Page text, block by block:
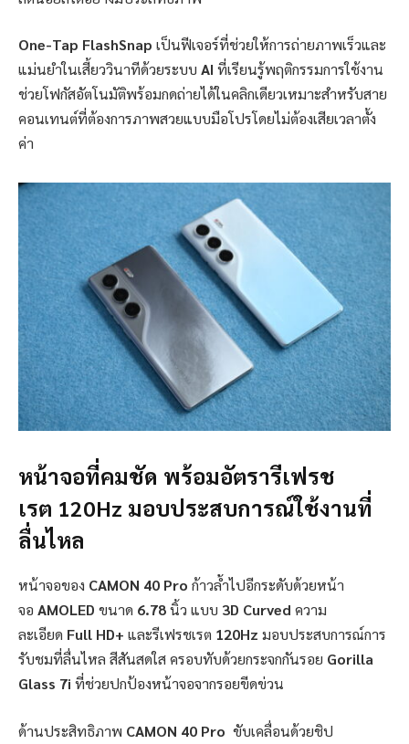
One-Tap FlashSnap เป็นฟีเจอร์ที่ช่วยให้การถ่ายภาพเร็วและ
แม่นยำในเสี้ยววินาทีด้วยระบบ AI ที่เรียนรู้พฤติกรรมการใช้งาน
ช่วยโฟกัสอัตโนมัติพร้อมกดถ่ายได้ในคลิกเดียวเหมาะสำหรับสาย
คอนเทนต์ที่ต้องการภาพสวยแบบมือโปรโดยไม่ต้องเสียเวลาตั้ง
ค่า
หน้าจอที่คมชัด พร้อมอัตรารีเฟรช
เรต 120Hz มอบประสบการณ์ใช้งานที่
ลื่นไหล
หน้าจอของ CAMON 40 Pro ก้าวล้ำไปอีกระดับด้วยหน้า
จอ AMOLED ขนาด 6.78นิ้ว แบบ 3D Curved ความ
ละเอียด Full HD+ และรีเฟรชเรต 120Hz มอบประสบการณ์การ
รับชมที่ลื่นไหล สีสันสดใส ครอบทับด้วยกระจกกันรอย Gorilla
Glass 7i ที่ช่วยปกป้องหน้าจอจากรอยขีดข่วน
ด้านประสิทธิภาพ CAMON 40 Pro ขับเคลื่อนด้วยชิป